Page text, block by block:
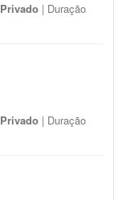
Privado | Duração
Privado | Duração